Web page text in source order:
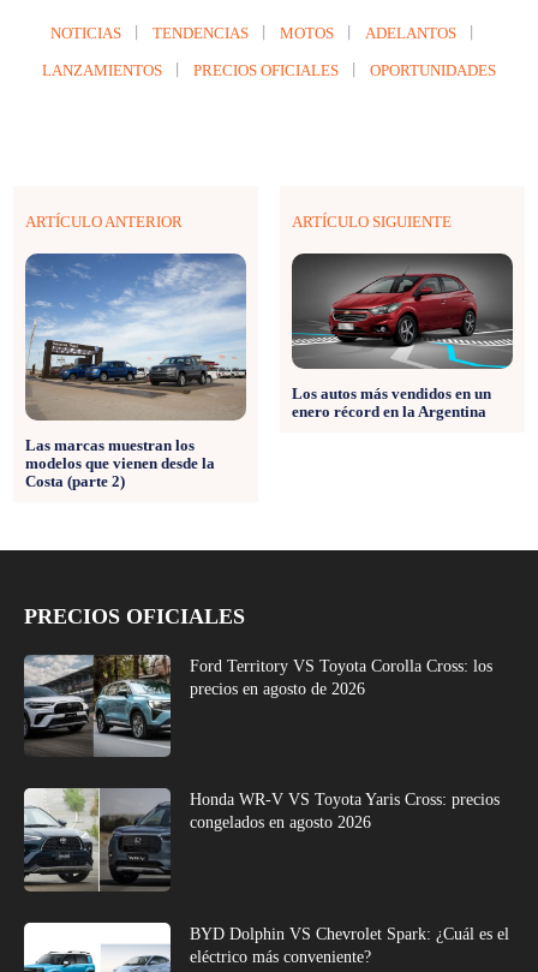
NOTICIAS TENDENCIAS MOTOS ADELANTOS
LANZAMIENTOS PRECIOS OFICIALES OPORTUNIDADES
ARTÍCULO ANTERIOR
Las marcas muestran los
modelos que vienen desde la
Costa (parte 2)
ARTÍCULO SIGUIENTE
Los autos más vendidos en un
enero récord en la Argentina
PRECIOS OFICIALES
Ford Territory VS Toyota Corolla Cross: los
precios en agosto de 2026
Honda WR-V VS Toyota Yaris Cross: precios
congelados en agosto 2026
BYD Dolphin VS Chevrolet Spark: ¿Cuál es el
eléctrico más conveniente?